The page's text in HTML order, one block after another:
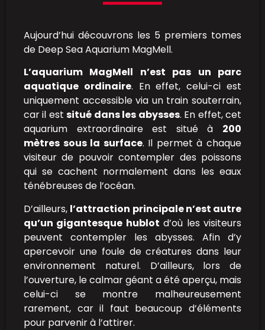
Aujourd’hui découvrons les 5 premiers tomes
de Deep Sea Aquarium MagMell.
L’aquarium MagMell n’est pas un parc
aquatique ordinaire. En effet, celui-ci est
uniquement accessible via un train souterrain,
car il estsitué dans les abysses. En effet, cet
aquarium extraordinaire est situé à 200
mètres sous la surface. Il permet à chaque
visiteur de pouvoir contempler des poissons
qui se cachent normalement dans les eaux
ténébreuses de l’océan.
D’ailleurs, l’attraction principale n’est autre
qu’un gigantesque hublot d’où les visiteurs
peuvent contempler les abysses. Afin d’y
apercevoir une foule de créatures dans leur
environnement naturel. D’ailleurs, lors de
l’ouverture, le calmar géant a été aperçu, mais
celui-ci se montre malheureusement
rarement, car il faut beaucoup d’éléments
pour parvenir à l’attirer.